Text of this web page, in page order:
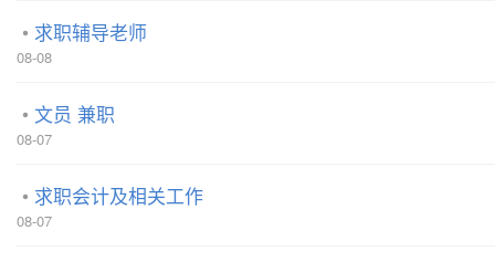
求职辅导老师
08-08
文员 兼职
08-07
求职会计及相关工作
08-07